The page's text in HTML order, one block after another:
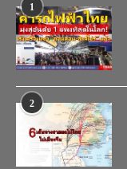
1
2